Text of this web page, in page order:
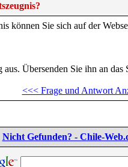
können Sie sich auf der
Übersenden Sie ihn an das
<<< Frage und Antwort
Nicht Gefunden? - Chile-